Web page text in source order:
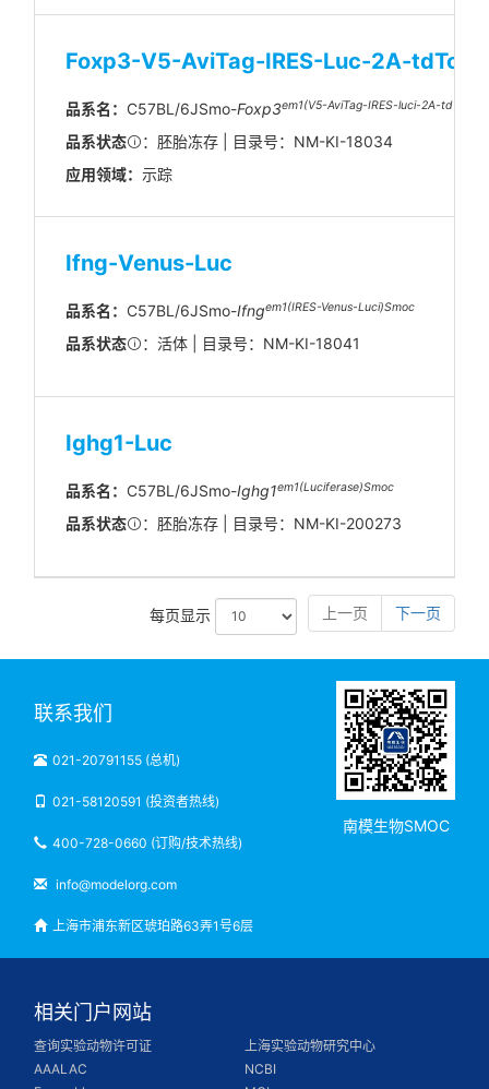
Foxp3-V5-AviTag-IRES-Luc-2A-
品系名： C57BL/6JSmo-Foxp3em1(V5-AviTag-IRES-luci-2A-
品系状态
：胚胎冻存 | 目录号：NM-KI-18034
应用领域：示踪
Ifng-Venus-Luc
品系名： C57BL/6JSmo-Ifngem1(IRES-Venus-Luci)Smoc
品系状态 ：活体 | 目录号：NM-KI-18041
Ighg1-Luc
品系名： C57BL/6JSmo-Ighg1em1(Luciferase)Smoc
品系状态 ：胚胎冻存 | 目录号：NM-KI-200273
每页显示 上一页 下一页
联系我们
021-20791155 (总机)
021-58120591 (投资者热线)
400-728-0660 (订购/技术热线)
info@modelorg.com
上海市浦东新区琥珀路63弄1号6层
南模生物SMOC
相关门户网站
查询实验动物许可证
上海实验动物研究中心
AAALAC
NCBI